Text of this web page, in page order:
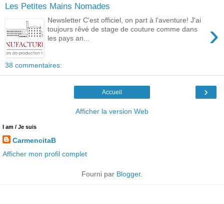
Les Petites Mains Nomades
›
Newsletter C'est officiel, on part à l'aventure! J'ai
toujours rêvé de stage de couture comme dans
les pays an...
38 commentaires:
›
Accueil
Afficher la version Web
I am / Je suis
CarmencitaB
Afficher mon profil complet
Fourni par Blogger.